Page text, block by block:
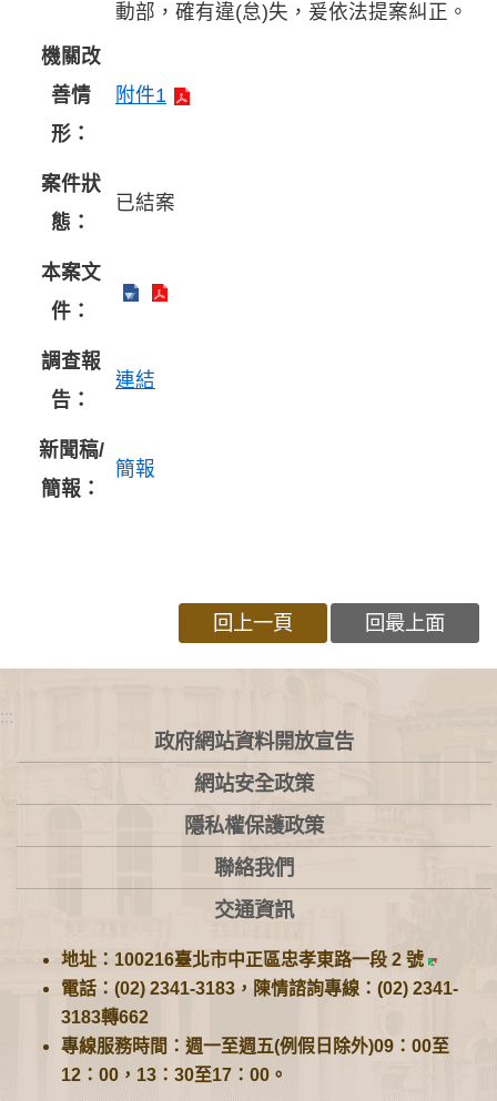
動部，確有違(怠)失，爰依法提案糾正。
機關改
善情
形：
附件1
案件狀
態：
已結案
本案文
件：
調查報
告：
連結
新聞稿/
簡報：
簡報
回上一頁 回最上面
:::
政府網站資料開放宣告
網站安全政策
隱私權保護政策
聯絡我們
交通資訊
地址：100216臺北市中正區忠孝東路一段 2 號
電話：(02) 2341-3183，陳情諮詢專線：(02) 2341-
3183轉662
專線服務時間：週一至週五(例假日除外)09：00至
12：00，13：30至17：00。